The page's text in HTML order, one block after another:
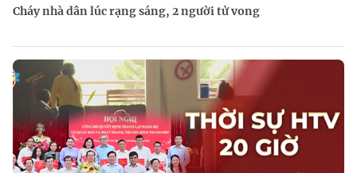
Cháy nhà dân lúc rạng sáng, 2 người tử vong